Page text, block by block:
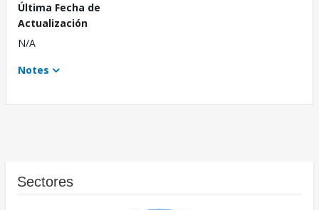
Última Fecha de
Actualización
N/A
Notes
Sectores